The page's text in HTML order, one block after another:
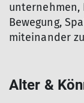
unternehmen,
Bewegung,
miteinander
Alter &